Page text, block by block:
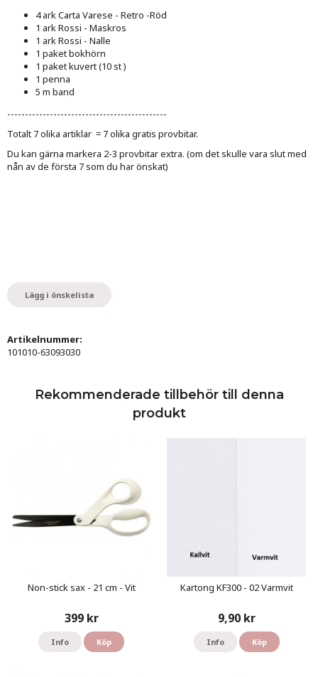
4 ark Carta Varese - Retro -Röd
1 ark Rossi - Maskros
1 ark Rossi - Nalle
1 paket bokhörn
1 paket kuvert (10 st )
1 penna
5 m band
---------------------------------------------
Totalt 7 olika artiklar = 7 olika gratis provbitar.
Du kan gärna markera 2-3 provbitar extra. (om det skulle vara slut med
nån av de första 7 som du har önskat)
Lägg i önskelista
Artikelnummer:
101010-63093030
Rekommenderade tillbehör till denna
produkt
Non-stick sax - 21 cm - Vit
399 kr
Info Köp
Kartong KF300 - 02 Varmvit
9,90 kr
Info Köp